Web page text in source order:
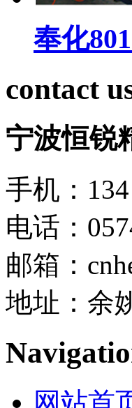
奉化
contact
宁波恒锐
手机：
电话：
邮箱：
地址：余